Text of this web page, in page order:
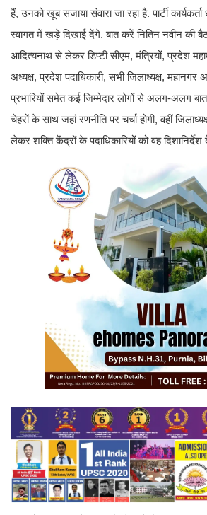
हैं, उनको खूब सजाया संवारा जा रहा है. पार्टी
स्वागत में खड़े दिखाई देंगे. बात करें नितिन नवीन की
आदित्यनाथ से लेकर डिप्टी सीएम, मंत्रियों, प्रदेश
अध्यक्ष, प्रदेश पदाधिकारी, सभी जिलाध्यक्ष,
प्रभारियों समेत कई जिम्मेदार लोगों से अलग-अलग
चेहरों के साथ जहां रणनीति पर चर्चा होगी, वहीं
लेकर शक्ति केंद्रों के पदाधिकारियों को वह दिशानिर्देश